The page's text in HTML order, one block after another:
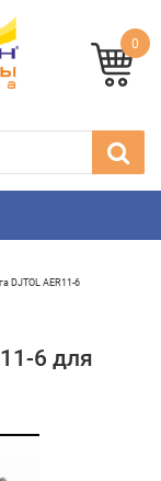
0
DJTOL AER11-6
6 для